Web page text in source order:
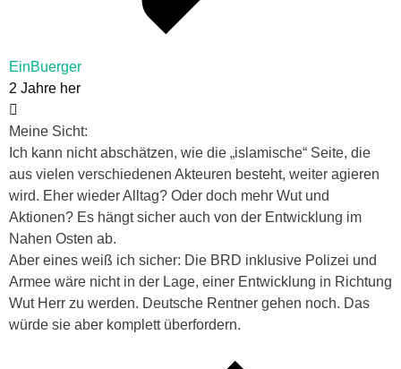
EinBuerger
2 Jahre her
Meine Sicht:
Ich kann nicht abschätzen, wie die „islamische“ Seite, die
aus vielen verschiedenen Akteuren besteht, weiter agieren
wird. Eher wieder Alltag? Oder doch mehr Wut und
Aktionen? Es hängt sicher auch von der Entwicklung im
Nahen Osten ab.
Aber eines weiß ich sicher: Die BRD inklusive Polizei und
Armee wäre nicht in der Lage, einer Entwicklung in Richtung
Wut Herr zu werden. Deutsche Rentner gehen noch. Das
würde sie aber komplett überfordern.